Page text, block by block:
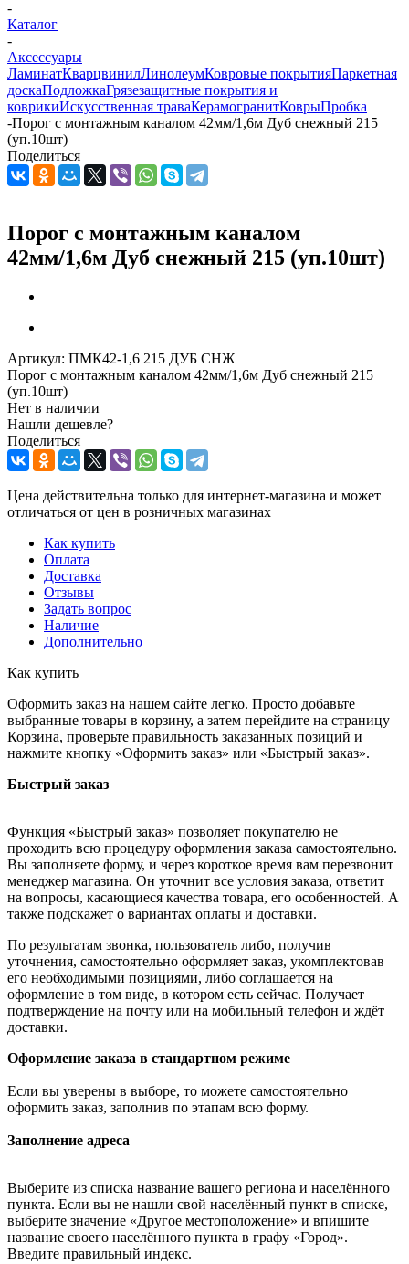
-
Каталог
-
Аксессуары
ЛаминатКварцвинилЛинолеумКовровые покрытияПаркетная
доскаПодложкаГрязезащитные покрытия и
коврикиИскусственная траваКерамогранитКоврыПробка
-Порог с монтажным каналом 42мм/1,6м Дуб снежный 215
(уп.10шт)
Поделиться
Порог с монтажным каналом
42мм/1,6м Дуб снежный 215 (уп.10шт)
Артикул: ПМК42-1,6 215 ДУБ СНЖ
Порог с монтажным каналом 42мм/1,6м Дуб снежный 215
(уп.10шт)
Нет в наличии
Нашли дешевле?
Поделиться
Цена действительна только для интернет-магазина и может
отличаться от цен в розничных магазинах
Как купить
Оплата
Доставка
Отзывы
Задать вопрос
Наличие
Дополнительно
Как купить
Оформить заказ на нашем сайте легко. Просто добавьте
выбранные товары в корзину, а затем перейдите на страницу
Корзина, проверьте правильность заказанных позиций и
нажмите кнопку «Оформить заказ» или «Быстрый заказ».
Быстрый заказ
Функция «Быстрый заказ» позволяет покупателю не
проходить всю процедуру оформления заказа самостоятельно.
Вы заполняете форму, и через короткое время вам перезвонит
менеджер магазина. Он уточнит все условия заказа, ответит
на вопросы, касающиеся качества товара, его особенностей. А
также подскажет о вариантах оплаты и доставки.
По результатам звонка, пользователь либо, получив
уточнения, самостоятельно оформляет заказ, укомплектовав
его необходимыми позициями, либо соглашается на
оформление в том виде, в котором есть сейчас. Получает
подтверждение на почту или на мобильный телефон и ждёт
доставки.
Оформление заказа в стандартном режиме
Если вы уверены в выборе, то можете самостоятельно
оформить заказ, заполнив по этапам всю форму.
Заполнение адреса
Выберите из списка название вашего региона и населённого
пункта. Если вы не нашли свой населённый пункт в списке,
выберите значение «Другое местоположение» и впишите
название своего населённого пункта в графу «Город».
Введите правильный индекс.